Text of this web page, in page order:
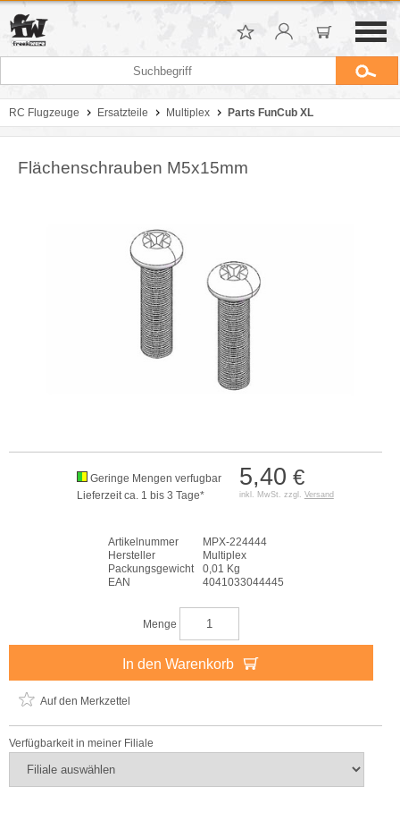
RC Flugzeuge Ersatzteile Multiplex Parts FunCub XL
Flächenschrauben M5x15mm
5,40 €
inkl. MwSt. zzgl. Versand
Geringe Mengen verfugbar
Lieferzeit ca. 1 bis 3 Tage*
Artikelnummer
MPX-224444
Hersteller
Multiplex
Packungsgewicht
0,01 Kg
EAN
4041033044445
Menge
In den Warenkorb
Auf den Merkzettel
Verfügbarkeit in meiner Filiale